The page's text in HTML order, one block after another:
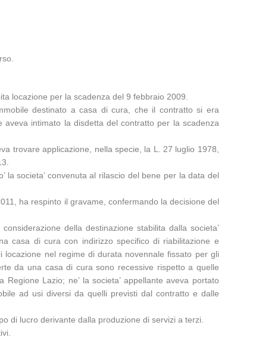
locazione per la scadenza del 9 febbraio 2009.
destinato a casa di cura, che il contratto si era
intimato la disdetta del contratto per la scadenza
trovare applicazione, nella specie, la L. 27 luglio 1978,
la societa’ convenuta al rilascio del bene per la data del
ha respinto il gravame, confermando la decisione del
della destinazione stabilita dalla societa’
casa di cura con indirizzo specifico di riabilitazione e
nel regime di durata novennale fissato per gli
da una casa di cura sono recessive rispetto a quelle
Lazio; ne’ la societa’ appellante aveva portato
ad usi diversi da quelli previsti dal contratto e dalle
di lucro derivante dalla produzione di servizi a terzi.